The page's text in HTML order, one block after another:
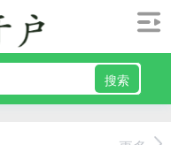
搜索